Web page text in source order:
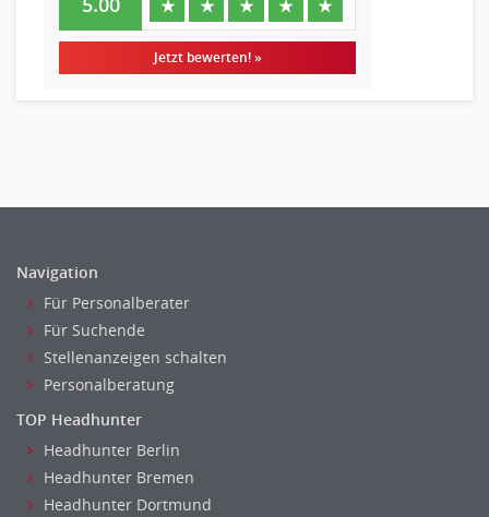
Einkauf, Materialwirtschaft & Logistik Leitung, Teamleitung
Materialwirtschaft
Finanzbuchhaltung, Bilanzbuchhaltung
Gehaltsbuchhaltung, Lohnbuchhaltung
Rechnungswesen
★ ★ ★ ★ ★
Jetzt bewerten! »
Navigation
Für Personalberater
Für Suchende
Stellenanzeigen schalten
Personalberatung
TOP Headhunter
Headhunter Berlin
Headhunter Bremen
Headhunter Dortmund